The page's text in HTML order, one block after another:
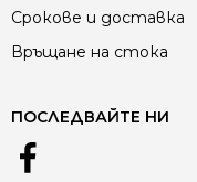
Срокове и доставка
Връщане на стока
ПОСЛЕДВАЙТЕ НИ